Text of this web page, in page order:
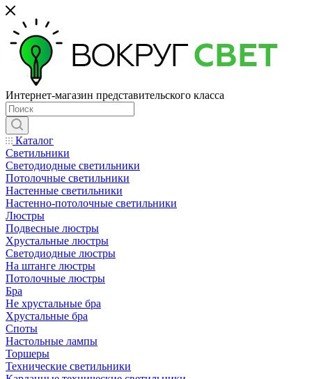
Интернет-магазин представительского класса
Каталог
Светильники
Светодиодные светильники
Потолочные светильники
Настенные светильники
Настенно-потолочные светильники
Люстры
Подвесные люстры
Хрустальные люстры
Светодиодные люстры
На штанге люстры
Потолочные люстры
Бра
Не хрустальные бра
Хрустальные бра
Споты
Настольные лампы
Торшеры
Технические светильники